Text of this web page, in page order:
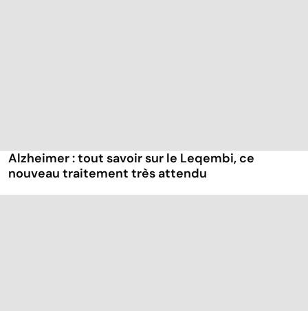
Alzheimer : tout savoir sur le Leqembi, ce
nouveau traitement très attendu